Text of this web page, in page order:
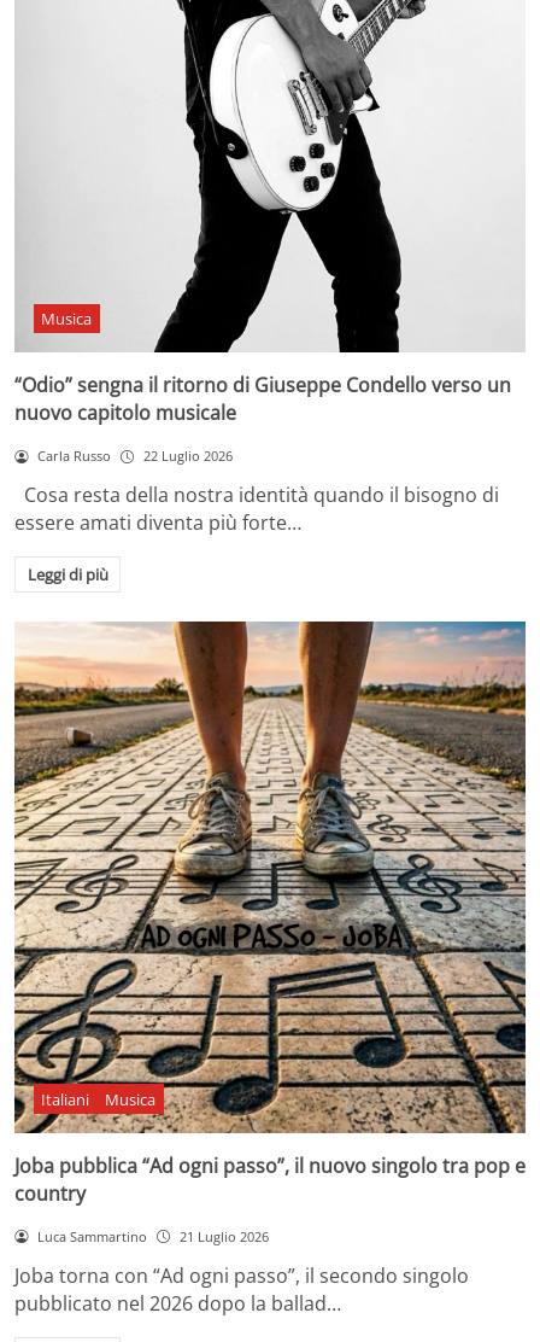
Musica
“Odio” sengna il ritorno di Giuseppe Condello verso un
nuovo capitolo musicale
Carla Russo 22 Luglio 2026
Cosa resta della nostra identità quando il bisogno di
essere amati diventa più forte…
Leggi di più
Italiani Musica
Joba pubblica “Ad ogni passo”, il nuovo singolo tra pop e
country
Luca Sammartino 21 Luglio 2026
Joba torna con “Ad ogni passo”, il secondo singolo
pubblicato nel 2026 dopo la ballad…